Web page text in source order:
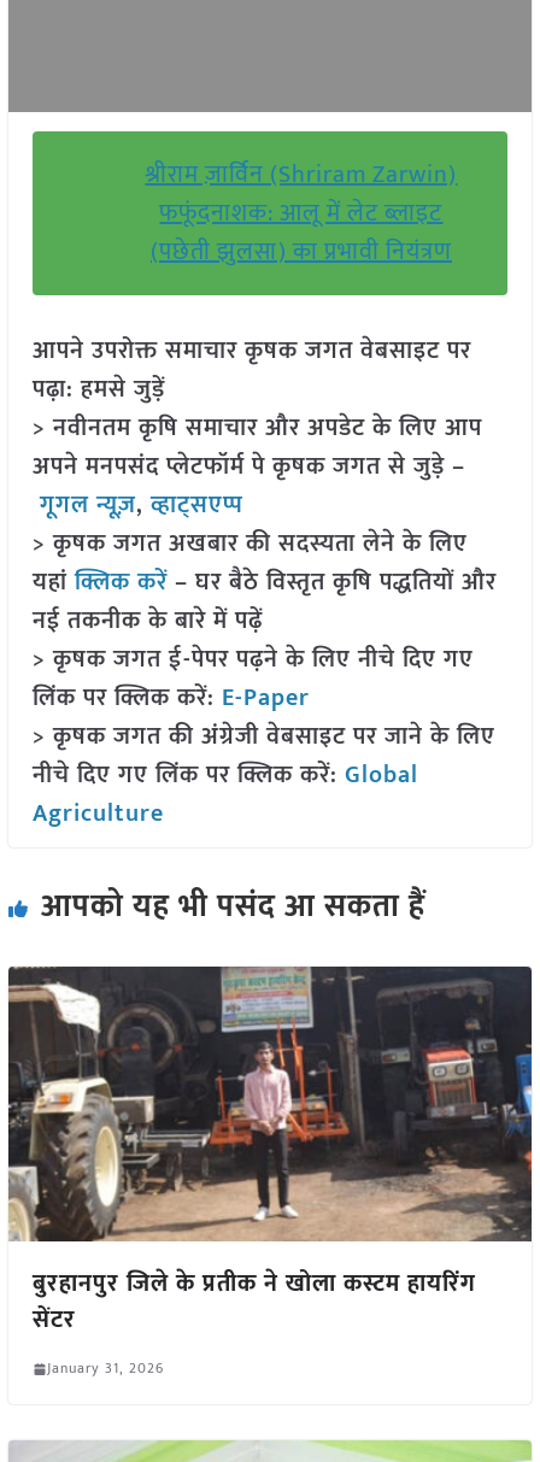
श्रीराम ज़ार्विन (Shriram Zarwin)
फफूंदनाशक: आलू में लेट ब्लाइट
(पछेती झुलसा) का प्रभावी नियंत्रण
आपने उपरोक्त समाचार कृषक जगत वेबसाइट पर
पढ़ा: हमसे जुड़ें
> नवीनतम कृषि समाचार और अपडेट के लिए आप
अपने मनपसंद प्लेटफॉर्म पे कृषक जगत से जुड़े –
गूगल न्यूज़,व्हाट्सएप्प
> कृषक जगत अखबार की सदस्यता लेने के लिए
यहांक्लिक करें– घर बैठे विस्तृत कृषि पद्धतियों और
नई तकनीक के बारे में पढ़ें
> कृषक जगत ई-पेपर पढ़ने के लिए नीचे दिए गए
लिंक पर क्लिक करें: E-Paper
> कृषक जगत की अंग्रेजी वेबसाइट पर जाने के लिए
नीचे दिए गए लिंक पर क्लिक करें: Global
Agriculture
आपको यह भी पसंद आ सकता हैं
बुरहानपुर जिले के प्रतीक ने खोला कस्टम हायरिंग
सेंटर
January 31, 2026